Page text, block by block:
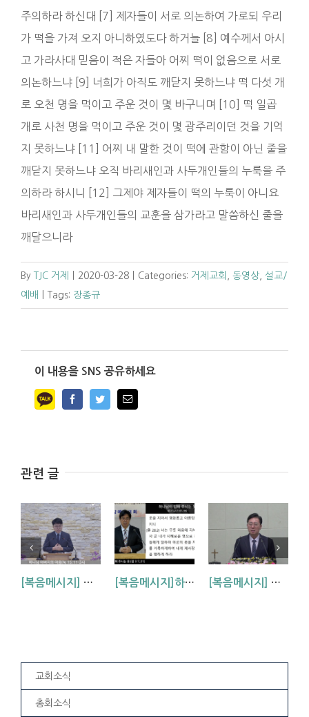
주의하라 하신대 [7] 제자들이 서로 의논하여 가로되 우리
가 떡을 가져 오지 아니하였도다 하거늘 [8] 예수께서 아시
고 가라사대 믿음이 적은 자들아 어찌 떡이 없음으로 서로
의논하느냐 [9] 너희가 아직도 깨닫지 못하느냐 떡 다섯 개
로 오천 명을 먹이고 주운 것이 몇 바구니며 [10] 떡 일곱
개로 사천 명을 먹이고 주운 것이 몇 광주리이던 것을 기억
지 못하느냐 [11] 어찌 내 말한 것이 떡에 관함이 아닌 줄을
깨닫지 못하느냐 오직 바리새인과 사두개인들의 누룩을 주
의하라 하시니 [12] 그제야 제자들이 떡의 누룩이 아니요
바리새인과 사두개인들의 교훈을 삼가라고 말씀하신 줄을
깨달으니라
By TJC 거제 2020-03-28 Categories: 거제교회 동영상
설교/
예배
Tags: 장종규
이 내용을 SNS 공유하세요
FacebookTwitterEmail
관련 글
[복음메시지] 하나님 아버지의 마음 (눅15:11~24) [복음메시지]하나님이 입혀주시는 옷 (창 3:7,21) [복음메시지] 엘리야 때(사도시대)처럼 (왕하 2:1-14)
교회소식
총회소식